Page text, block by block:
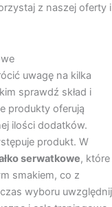
z naszej oferty i
uwagę na kilka
sprawdź skład i
produkty oferują
ilości dodatków.
produkt. W
serwatkowe, które
smakiem, co z
wyboru uwzględnij